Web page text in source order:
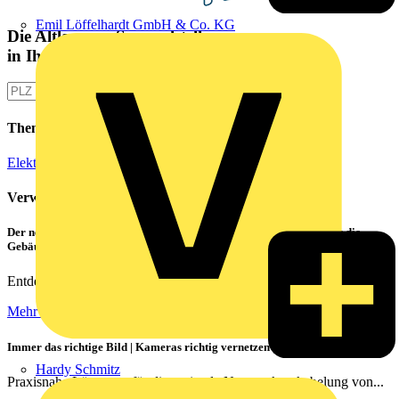
Emil Löffelhardt GmbH & Co. KG
Hardy Schmitz
Die Altlampen Sammelstelle
in Ihrer Nähe
Themen
Elektroinstallation
Verwandte Inhalte
Der neue CATAN C1 von PHOENIX CONTACT – das Highlight für die
Gebäudesteuerung
Entdecken Sie die Zukunft der smarten Gebäudetechnik!
Mehr lesen
Immer das richtige Bild | Kameras richtig vernetzen
Praxisnahe Lösungen für die optimale Netzwerkverkabelung von...